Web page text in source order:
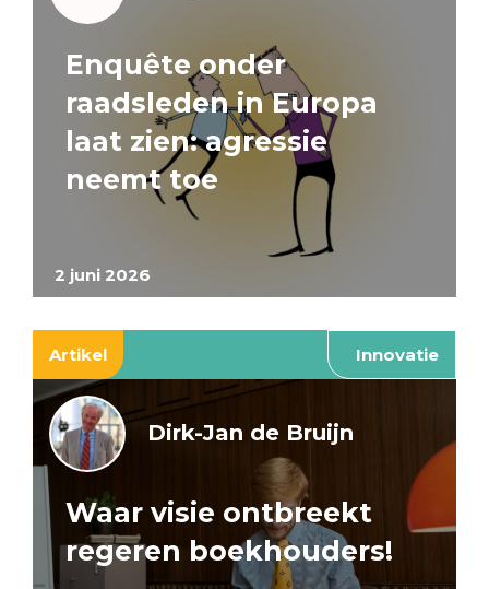
2 juni 2026
Enquête onder
raadsleden in Europa
laat zien: agressie
neemt toe
Artikel Innovatie
Dirk-Jan de Bruijn
Waar visie ontbreekt
regeren boekhouders!